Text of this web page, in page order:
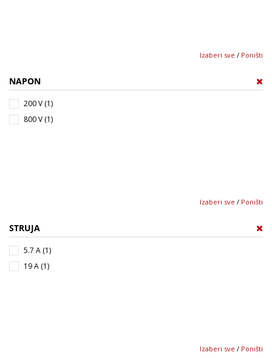
Izaberi sve / Poništi
NAPON
200 V (1)
800 V (1)
Izaberi sve / Poništi
STRUJA
5.7 A (1)
19 A (1)
Izaberi sve / Poništi